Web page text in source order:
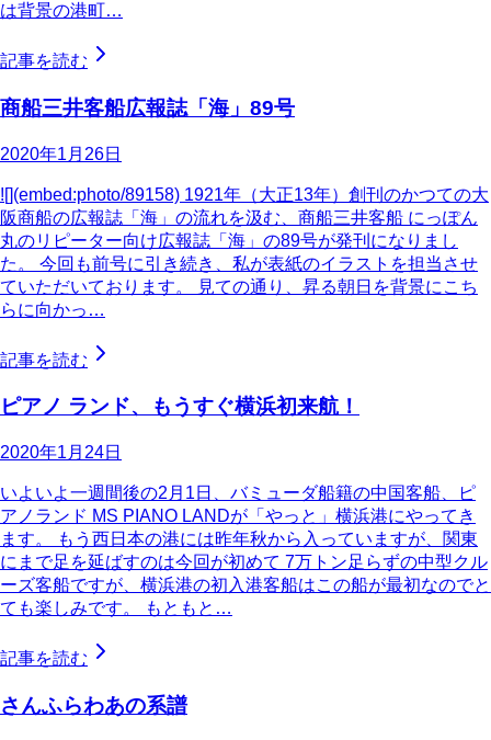
は背景の港町…
記事を読む
商船三井客船広報誌「海」89号
2020年1月26日
![](embed:photo/89158) 1921年（大正13年）創刊のかつての大
阪商船の広報誌「海」の流れを汲む、商船三井客船 にっぽん
丸のリピーター向け広報誌「海」の89号が発刊になりまし
た。 今回も前号に引き続き、私が表紙のイラストを担当させ
ていただいております。 見ての通り、昇る朝日を背景にこち
らに向かっ…
記事を読む
ピアノ ランド、もうすぐ横浜初来航！
2020年1月24日
いよいよ一週間後の2月1日、バミューダ船籍の中国客船、ピ
アノランド MS PIANO LANDが「やっと」横浜港にやってき
ます。 もう西日本の港には昨年秋から入っていますが、関東
にまで足を延ばすのは今回が初めて 7万トン足らずの中型クル
ーズ客船ですが、横浜港の初入港客船はこの船が最初なのでと
ても楽しみです。 もともと…
記事を読む
さんふらわあの系譜